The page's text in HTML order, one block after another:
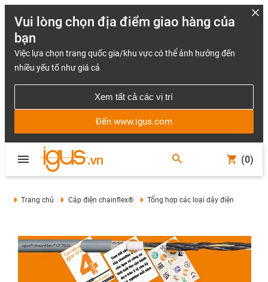
Vui lòng chọn địa điểm giao hàng của
bạn
Việc lựa chọn trang quốc gia/khu vực có thể ảnh hưởng đến
nhiều yếu tố như giá cả
Xem tất cả các vị trí
Đến www.igus.com
(0)
Trang chủ Cáp điện chainflex® Tổng hợp các loại dây điện